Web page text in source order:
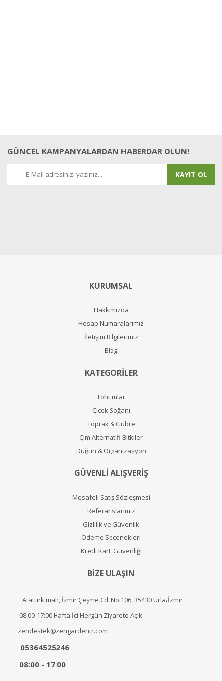
GÜNCEL KAMPANYALARDAN HABERDAR OLUN!
KAYIT OL
KURUMSAL
Hakkımızda
Hesap Numaralarımız
İletişim Bilgilerimiz
Blog
KATEGORİLER
Tohumlar
Çiçek Soğanı
Toprak & Gübre
Çim Alternatifi Bitkiler
Düğün & Organizasyon
GÜVENLİ ALIŞVERİŞ
Mesafeli Satış Sözleşmesi
Referanslarımız
Gizlilik ve Güvenlik
Ödeme Seçenekleri
Kredi Kartı Güvenliği
BİZE ULAŞIN
Atatürk mah, İzmir Çeşme Cd. No:106, 35430 Urla/İzmir
08:00-17:00 Hafta İçi Hergün Ziyarete Açık
zendestek@zengardentr.com
05364525246
08:00 - 17:00